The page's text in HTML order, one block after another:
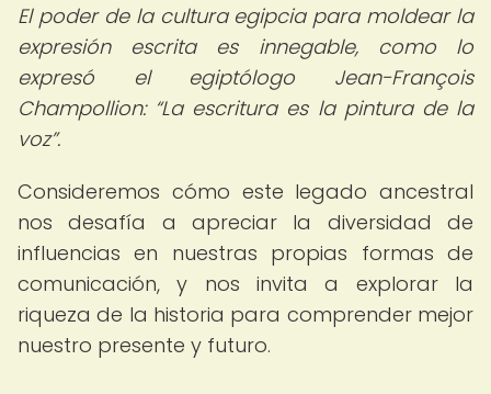
El poder de la cultura egipcia para moldear la
expresión escrita es innegable, como lo
expresó el egiptólogo Jean-François
Champollion: La escritura es la pintura de la
voz .
Consideremos cómo este legado ancestral
nos desafía a apreciar la diversidad de
influencias en nuestras propias formas de
comunicación, y nos invita a explorar la
riqueza de la historia para comprender mejor
nuestro presente y futuro.